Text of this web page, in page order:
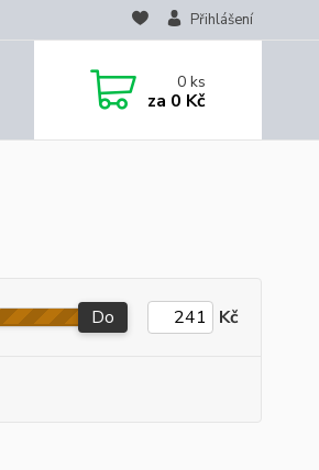
Přihlášení
0ks
za 0 Kč
Do Kč